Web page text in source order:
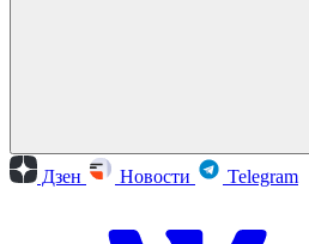
Дзен Новости Telegram